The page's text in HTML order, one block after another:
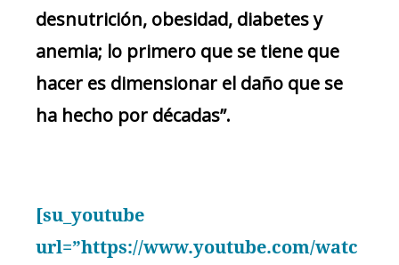
desnutrición, obesidad, diabetes y
anemia; lo primero que se tiene que
hacer es dimensionar el daño que se
ha hecho por décadas”.
[su_youtube
url=”https://www.youtube.com/watc